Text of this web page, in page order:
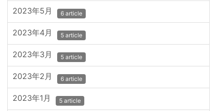
2023年5月 6 article
2023年4月 5 article
2023年3月 5 article
2023年2月 6 article
2023年1月 5 article